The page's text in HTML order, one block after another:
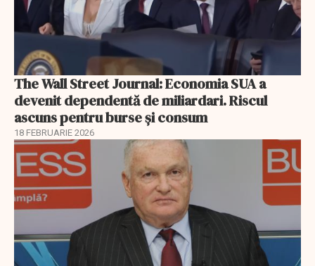
The Wall Street Journal: Economia SUA a
devenit dependentă de miliardari. Riscul
ascuns pentru burse și consum
18 FEBRUARIE 2026
EXCLUSIV